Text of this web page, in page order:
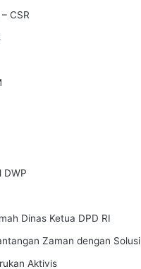
CSR
DWP
Dinas Ketua DPD RI
Zaman dengan Solusi
Aktivis